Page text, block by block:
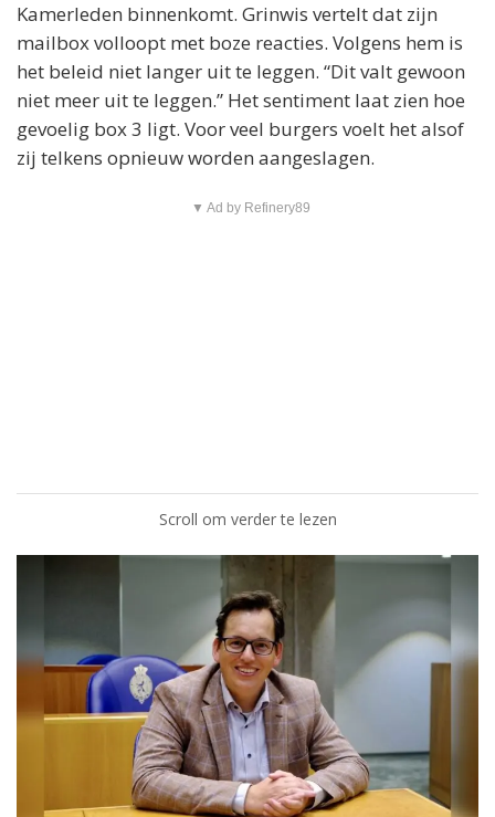
Kamerleden binnenkomt. Grinwis vertelt dat zijn
mailbox volloopt met boze reacties. Volgens hem is
het beleid niet langer uit te leggen. “Dit valt gewoon
niet meer uit te leggen.” Het sentiment laat zien hoe
gevoelig box 3 ligt. Voor veel burgers voelt het alsof
zij telkens opnieuw worden aangeslagen.
▼ Ad by Refinery89
Scroll om verder te lezen